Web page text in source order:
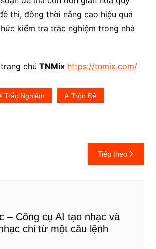
thi, đồng thời nâng cao hiệu quả
kiểm tra trắc nghiệm trong nhà
chủ TNMix https://tnmix.com/
Trắc Nghiệm Trộn Đề
Tiếp theo
– Công cụ AI tạo nhạc và
chỉ từ một câu lệnh